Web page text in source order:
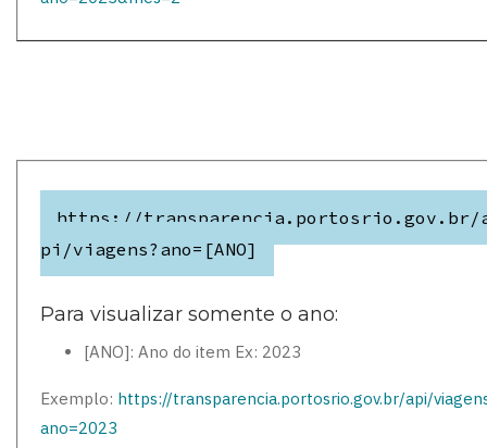
https://transparencia.portosrio.gov.br/
pi/viagens?ano=[ANO]
Para visualizar somente o ano:
[ANO]: Ano do item Ex: 2023
Exemplo: https://transparencia.portosrio.gov.br/api/
ano=2023